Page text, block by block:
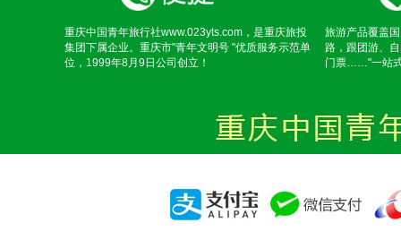
重庆中国青年旅行社www.023yts.com，是重庆旅投
集团下属企业。重庆市"青年文明号 "优质服务示范单
位，1999年8月9日公司创立！
旅游产品覆盖
路，跟团游、
门票……"一站式